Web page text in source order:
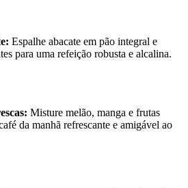
Espalhe abacate em pão integral e
para uma refeição robusta e alcalina.
Misture melão, manga e frutas
da manhã refrescante e amigável ao